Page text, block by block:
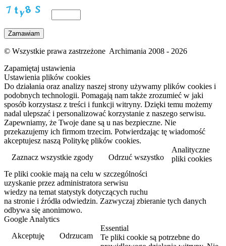
© Wszystkie prawa zastrzeżone Archimania 2008 - 2026
Zapamiętaj ustawienia
Ustawienia plików cookies
Do działania oraz analizy naszej strony używamy plików cookies i
podobnych technologii. Pomagają nam także zrozumieć w jaki
sposób korzystasz z treści i funkcji witryny. Dzięki temu możemy
nadal ulepszać i personalizować korzystanie z naszego serwisu.
Zapewniamy, że Twoje dane są u nas bezpieczne. Nie
przekazujemy ich firmom trzecim. Potwierdzając tę wiadomość
akceptujesz naszą Politykę plików cookies.
Zaznacz wszystkie zgody
Odrzuć wszystko
Analityczne
pliki cookies
Te pliki cookie mają na celu w szczególności
uzyskanie przez administratora serwisu
wiedzy na temat statystyk dotyczących ruchu
na stronie i źródła odwiedzin. Zazwyczaj zbieranie tych danych
odbywa się anonimowo.
Google Analytics
Akceptuję
Odrzucam
Essential
Te pliki cookie są potrzebne do